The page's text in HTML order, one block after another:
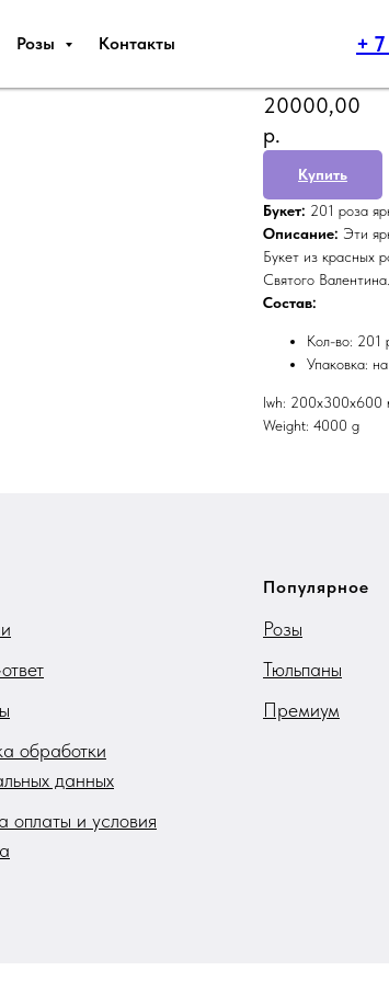
Розы Контакты +
201 роза
20000,00
р.
Купить
Букет: 201 роза
Описание: Эти
Букет из красных
Святого Валентина.
Состав:
Кол-во: 201
Упаковка:
lwh: 200x300x600
Weight: 4000 g
обработки
данных
оплаты и условия
Популярное
Розы
Тюльпаны
Премиум